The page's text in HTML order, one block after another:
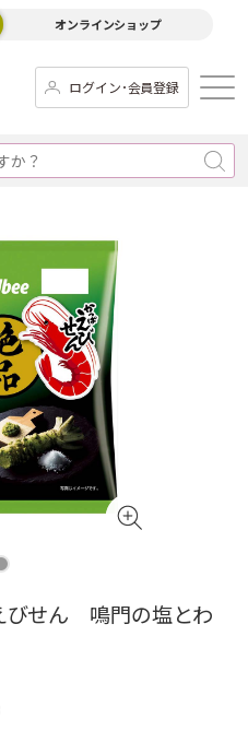
オンラインショップ
ログイン･会員登録
せん 鳴門の塩とわ